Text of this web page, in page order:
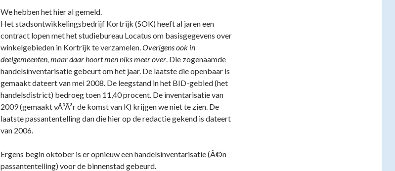
We hebben het hier al gemeld.
Het stadsontwikkelingsbedrijf Kortrijk (SOK) heeft al jaren een
contract lopen met het studiebureau Locatus om basisgegevens over
winkelgebieden in Kortrijk te verzamelen.Overigens ook in
deelgemeenten, maar daar hoort men niks meer over. Die zogenaamde
handelsinventarisatie gebeurt om het jaar. De laatste die openbaar is
gemaakt dateert van mei 2008. De leegstand in het BID-gebied (het
handelsdistrict) bedroeg toen 11,40 procent. De inventarisatie van
2009 (gemaakt vÃ³Ã³r de komst van K) krijgen we niet te zien. De
laatste passantentelling dan die hier op de redactie gekend is dateert
van 2006.
Ergens begin oktober is er opnieuw een handelsinventarisatie (Ã©n
passantentelling) voor de binnenstad gebeurd.